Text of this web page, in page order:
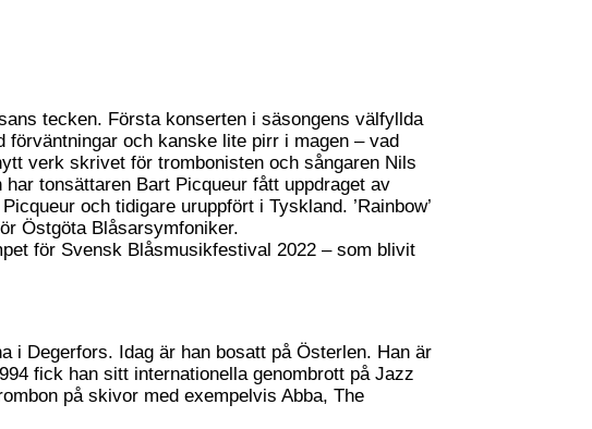
tecken. Första konserten i säsongens välfyllda
och kanske lite pirr i magen – vad
verk skrivet för trombonisten och sångaren Nils
tonsättaren Bart Picqueur fått uppdraget av
och tidigare uruppfört i Tyskland. ’Rainbow’
Östgöta Blåsarsymfoniker.
för Svensk Blåsmusikfestival 2022 – som blivit
i Degerfors. Idag är han bosatt på Österlen. Han är
fick han sitt internationella genombrott på Jazz
på skivor med exempelvis Abba, The